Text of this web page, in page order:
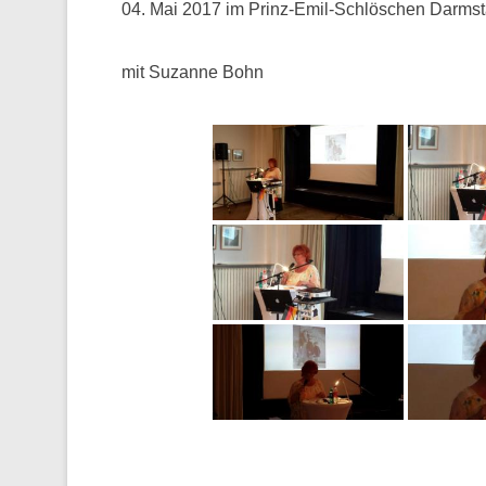
04. Mai 2017 im Prinz-Emil-Schlöschen
mit Suzanne Bohn